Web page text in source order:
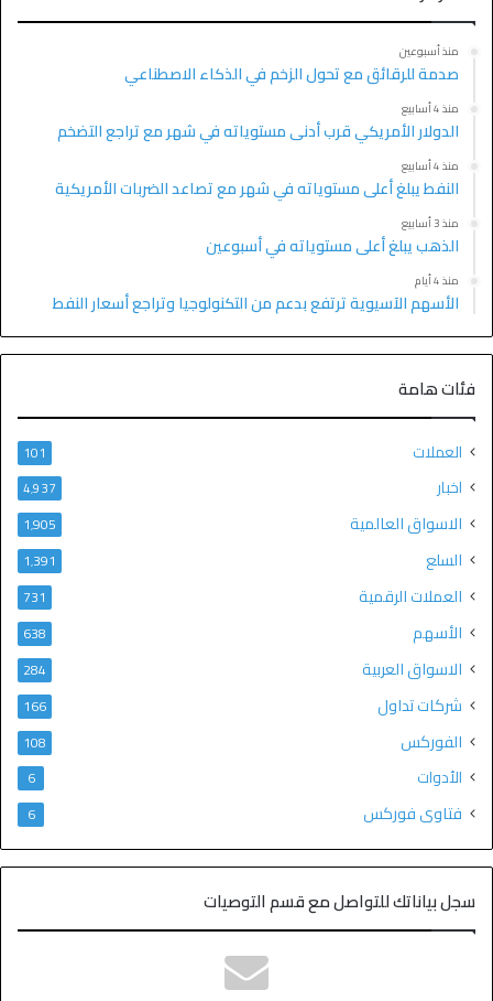
منذ أسبوعين
صدمة للرقائق مع تحول الزخم في الذكاء الاصطناعي
منذ 4 أسابيع
الدولار الأمريكي قرب أدنى مستوياته في شهر مع تراجع التضخم
منذ 4 أسابيع
النفط يبلغ أعلى مستوياته في شهر مع تصاعد الضربات الأمريكية
منذ 3 أسابيع
الذهب يبلغ أعلى مستوياته في أسبوعين
منذ 4 أيام
الأسهم الآسيوية ترتفع بدعم من التكنولوجيا وتراجع أسعار النفط
فئات هامة
العملات 101
اخبار 4٬937
الاسواق العالمية 1٬905
السلع 1٬391
العملات الرقمية 731
الأسهم 638
الاسواق العربية 284
شركات تداول 166
الفوركس 108
الأدوات 6
فتاوى فوركس 6
سجل بياناتك للتواصل مع قسم التوصيات